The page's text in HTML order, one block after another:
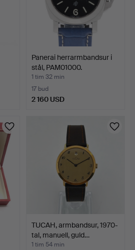
Panerai herrarmbandsur i
stål, PAM01000.
1 tim 32 min
17 bud
2 160 USD
TUCAH, armbandsur, 1970-
tal, manuell, guld…
1 tim 54 min